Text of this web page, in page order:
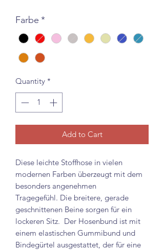
Farbe *
Quantity *
Add to Cart
Diese leichte Stoffhose in vielen
modernen Farben überzeugt mit dem
besonders angenehmen
Tragegefühl. Die breitere, gerade
geschnittenen Beine sorgen für ein
lockeren Sitz. Der Hosenbund ist mit
einem elastischen Gummibund und
Bindegürtel ausgestattet, der für eine